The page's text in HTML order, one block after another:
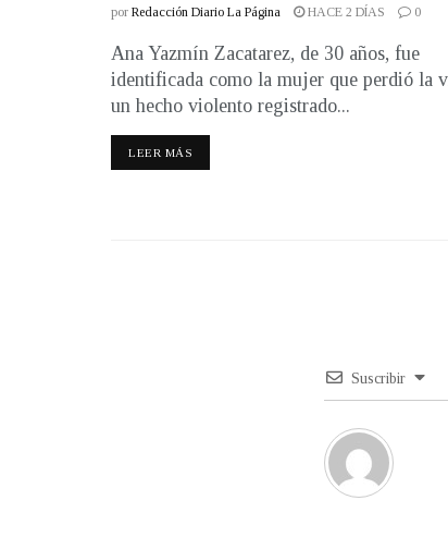
por Redacción Diario La Página HACE 2 DÍAS 0
Ana Yazmín Zacatarez, de 30 años, fue
identificada como la mujer que perdió la
un hecho violento registrado...
LEER MÁS
Suscribir